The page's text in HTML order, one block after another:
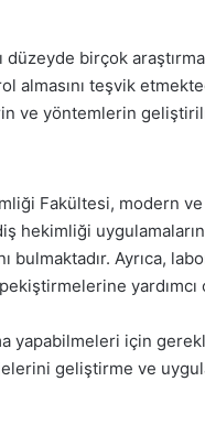
düzeyde birçok
almasını teşvik
ve yöntemlerin
Fakültesi, modern ve
hekimliği
bulmaktadır. Ayrıca,
yardımcı
yapabilmeleri için
geliştirme ve